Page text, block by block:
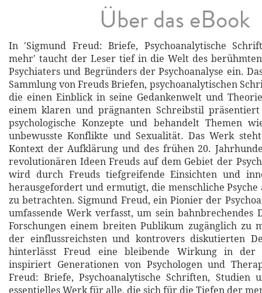
Über das eBook
In 'Sigmund Freud: Briefe, Psychoanalytische
mehr' taucht der Leser tief in die Welt des
Psychiaters und Begründers der Psychoanalyse ein.
Sammlung von Freuds Briefen, psychoanalytischen
die einen Einblick in seine Gedankenwelt und
einem klaren und prägnanten Schreibstil
psychologische Konzepte und behandelt Themen
unbewusste Konflikte und Sexualität. Das Werk
Kontext der Aufklärung und des frühen 20.
revolutionären Ideen Freuds auf dem Gebiet der
wird durch Freuds tiefgreifende Einsichten und
herausgefordert und ermutigt, die menschliche
zu betrachten. Sigmund Freud, ein Pionier der
umfassende Werk verfasst, um sein bahnbrechendes
Forschungen einem breiten Publikum zugänglich zu
der einflussreichsten und kontrovers diskutierten
hinterlässt Freud eine bleibende Wirkung in der
inspiriert Generationen von Psychologen und
Freud: Briefe, Psychoanalytische Schriften, Studien
essentielles Werk für alle, die sich für die Tiefen der